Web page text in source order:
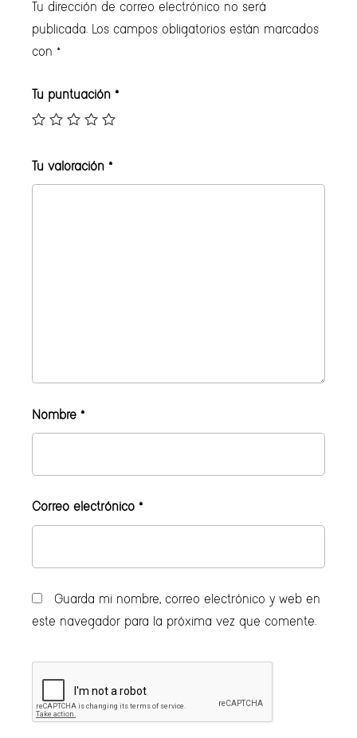
Tu dirección de correo electrónico no será
publicada. Los campos obligatorios están marcados
con *
Tu puntuación *
Tu valoración *
Nombre *
Correo electrónico *
Guarda mi nombre, correo electrónico y web en
este navegador para la próxima vez que comente.